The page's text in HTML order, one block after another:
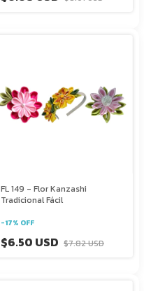
FL 149 - Flor Kanzashi
Tradicional Fácil
-17% OFF
$6.50 USD $7.82 USD